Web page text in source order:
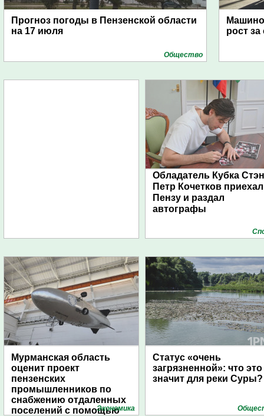
Прогноз погоды в Пензенской области
на 17 июля
Общество
рост за
Обладатель Кубка
Петр Кочетков
Пензу и раздал
автографы
Мурманская область
оценит проект
пензенских
промышленников по
снабжению отдаленных
поселений с помощью
Экономика
Статус «очень
загрязненной»: что это
значит для реки Суры?